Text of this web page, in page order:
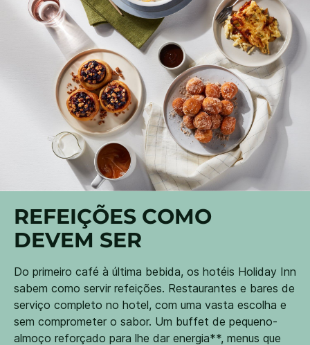
REFEIÇÕES COMO
DEVEM SER
Do primeiro café à última bebida, os hotéis Holiday Inn
sabem como servir refeições. Restaurantes e bares de
serviço completo no hotel, com uma vasta escolha e
sem comprometer o sabor. Um buffet de pequeno-
almoço reforçado para lhe dar energia**, menus que